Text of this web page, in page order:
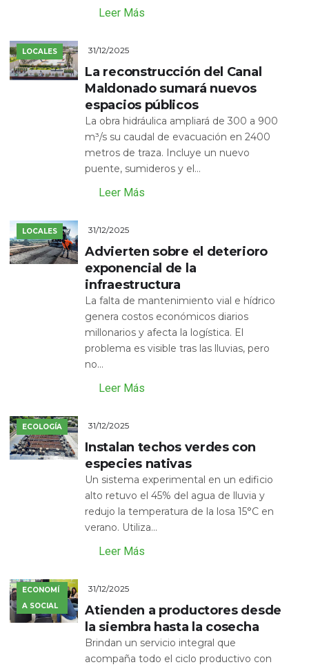
Leer Más
LOCALES 31/12/2025
La reconstrucción del Canal
Maldonado sumará nuevos
espacios públicos
La obra hidráulica ampliará de 300 a 900
m³/s su caudal de evacuación en 2400
metros de traza. Incluye un nuevo
puente, sumideros y el...
Leer Más
LOCALES 31/12/2025
Advierten sobre el deterioro
exponencial de la
infraestructura
La falta de mantenimiento vial e hídrico
genera costos económicos diarios
millonarios y afecta la logística. El
problema es visible tras las lluvias, pero
no...
Leer Más
ECOLOGÍA 31/12/2025
Instalan techos verdes con
especies nativas
Un sistema experimental en un edificio
alto retuvo el 45% del agua de lluvia y
redujo la temperatura de la losa 15°C en
verano. Utiliza...
Leer Más
ECONOMÍ
A SOCIAL
31/12/2025
Atienden a productores desde
la siembra hasta la cosecha
Brindan un servicio integral que
acompaña todo el ciclo productivo con